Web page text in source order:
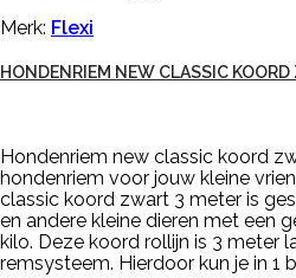
Merk: Flexi
HONDENRIEM NEW CLASSIC
Hondenriem new classic koord
hondenriem voor jouw kleine
classic koord zwart 3 meter is
en andere kleine dieren met een
kilo. Deze koord rollijn is 3 meter
remsysteem. Hierdoor kun je in 1